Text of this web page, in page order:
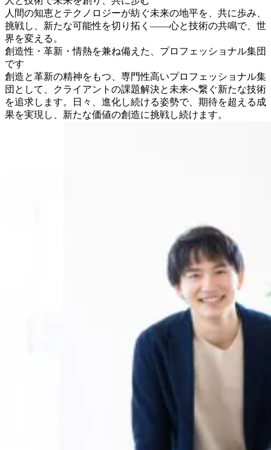
人間の知恵とテクノロジーが紡ぐ未来の地平を、共に歩み、
挑戦し、新たな可能性を切り拓く——心と技術の共鳴で、世
界を変える。
創造性・革新・情熱を兼ね備えた、プロフェッショナル集団
です
創造と革新の精神をもつ、専門性高いプロフェッショナル集
団として、クライアントの課題解決と未来へ繋ぐ新たな技術
を追求します。日々、進化し続ける姿勢で、期待を超える成
果を実現し、新たな価値の創造に挑戦し続けます。